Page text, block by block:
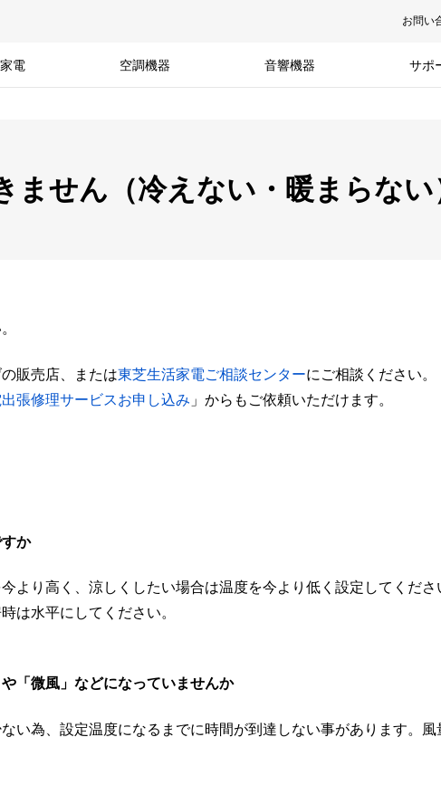
お問い
電 空調機器 音響機器 サポ
ません（冷えない・暖まらない
販売店、または東芝生活家電ご相談センターにご相談ください。
張修理サービスお申し込み 」からもご依頼いただけます。
か
より高く、涼しくしたい場合は温度を今より低く設定してくだ
は水平にしてください。
「微風」などになっていませんか
い為、設定温度になるまでに時間が到達しない事があります。